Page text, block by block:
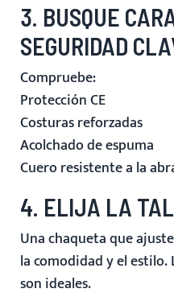
3. BUSQUE
SEGURIDAD
Compruebe:
Protección CE
Costuras reforzadas
Acolchado de espuma
Cuero resistente a la
4. ELIJA LA
Una chaqueta que
la comodidad y el estilo.
son ideales.